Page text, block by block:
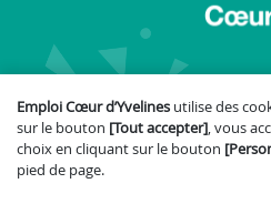
Emploi Cœur d’Yvelines utilise des
sur le bouton [Tout accepter], vous
choix en cliquant sur le bouton
pied de page.